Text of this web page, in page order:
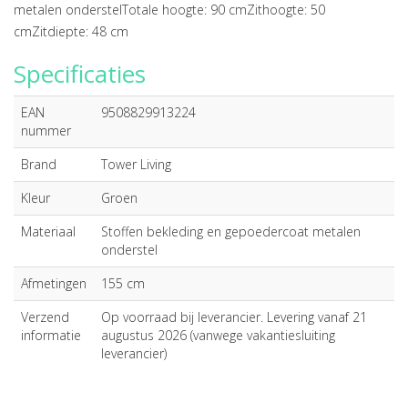
metalen onderstelTotale hoogte: 90 cmZithoogte: 50
cmZitdiepte: 48 cm
Specificaties
EAN
nummer
9508829913224
Brand
Tower Living
Kleur
Groen
Materiaal
Stoffen bekleding en gepoedercoat metalen
onderstel
Afmetingen
155 cm
Verzend
informatie
Op voorraad bij leverancier. Levering vanaf 21
augustus 2026 (vanwege vakantiesluiting
leverancier)